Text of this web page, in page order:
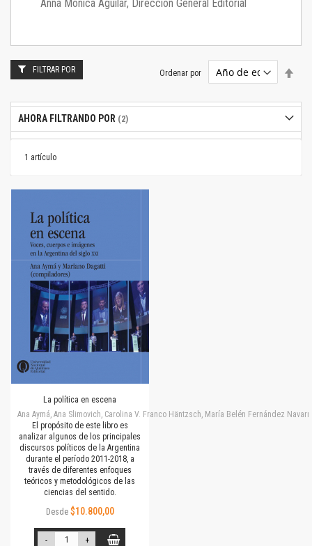
Anna Mónica Aguilar, Dirección General Editorial
1 artículo
Ordenar por
La política en escena
Ana Aymá, Ana Slimovich, Carolina V. Franco Häntzsch, María Belén Fernández
El propósito de este libro es
analizar algunos de los principales
discursos políticos de la Argentina
durante el período 2011-2018, a
través de diferentes enfoques
teóricos y metodológicos de las
ciencias del sentido.
Desde $10.800,00
- +
FILTRAR POR
AHORA FILTRANDO POR